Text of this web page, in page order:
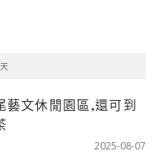
藝文休閒園區,還可到
2025-08-07